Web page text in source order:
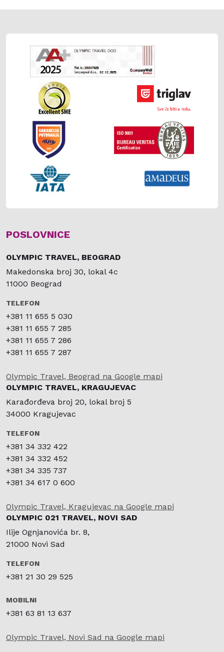
POSLOVNICE
OLYMPIC TRAVEL, BEOGRAD
Makedonska broj 30, lokal 4c
11000 Beograd
TELEFON
+381 11 655 5 030
+381 11 655 7 285
+381 11 655 7 286
+381 11 655 7 287
Olympic Travel, Beograd na Google mapi
OLYMPIC TRAVEL, KRAGUJEVAC
Karađorđeva broj 20, lokal broj 5
34000 Kragujevac
TELEFON
+381 34 332 422
+381 34 332 452
+381 34 335 737
+381 34 617 0 600
Olympic Travel, Kragujevac na Google mapi
OLYMPIC 021 TRAVEL, NOVI SAD
Ilije Ognjanovića br. 8,
21000 Novi Sad
TELEFON
+381 21 30 29 525
MOBILNI
+381 63 81 13 637
Olympic Travel, Novi Sad na Google mapi